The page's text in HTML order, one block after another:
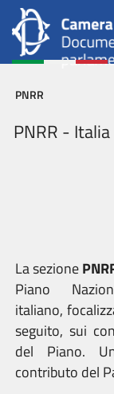
PNRR
PNRR - Italia
La sezione
Piano
italiano,
seguito, sui
del Piano.
contributo del